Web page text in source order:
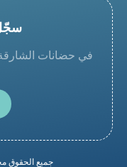
في حضانات
جميع الحقوق